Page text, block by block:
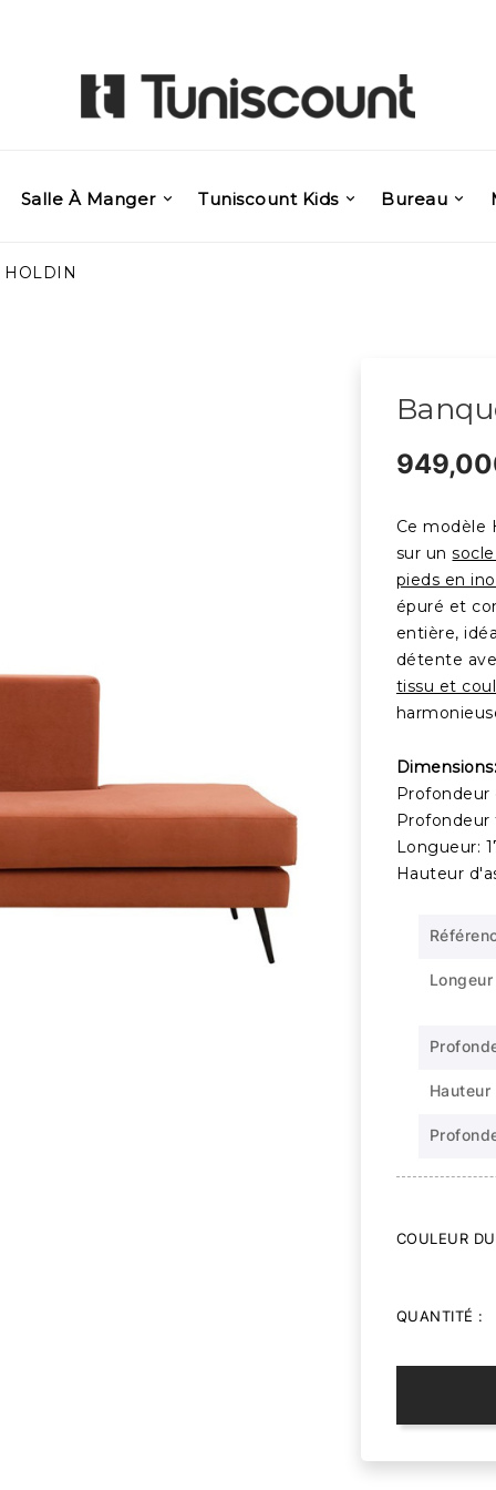
Salle À Manger Tuniscount Kids Bureau
Ce modèle
sur un
pieds en
épuré et
entière,
détente
tissu et
Profondeur
Longueur:
Hauteur
Longeur
COULEUR
QUANTITÉ :